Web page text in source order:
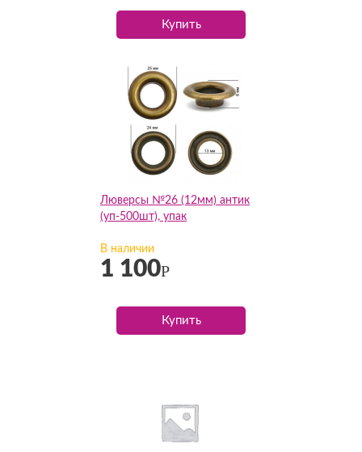
Купить
Люверсы №26 (12мм) антик
(уп-500шт), упак
В наличии
1 100Р
Купить